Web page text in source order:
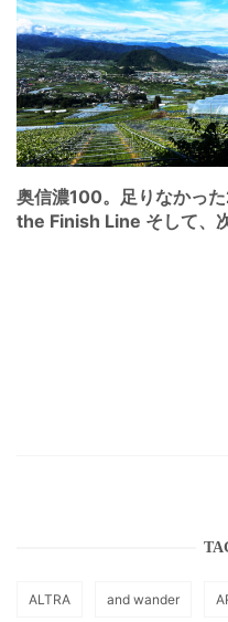
奥信濃100。足りなかっ
the Finish Line そして、
ALTRA and wander